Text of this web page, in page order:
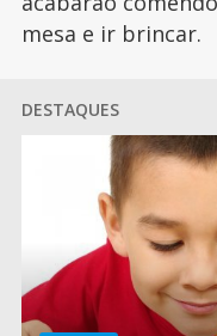
mesa e ir brincar.
DESTAQUES